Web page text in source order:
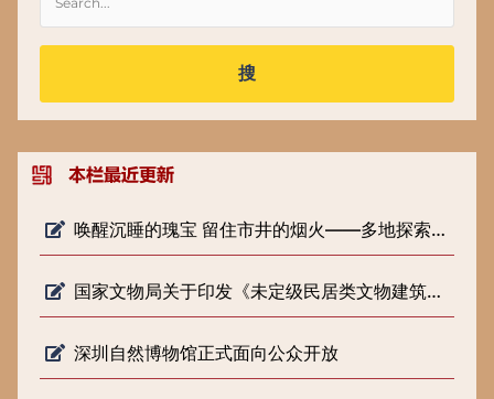
搜
唤醒沉睡的瑰宝 留住市井的烟火——多地探索低级别文物保护新路径
国家文物局关于印发《未定级民居类文物建筑修缮审批工作指引（试行）》的通知
深圳自然博物馆正式面向公众开放